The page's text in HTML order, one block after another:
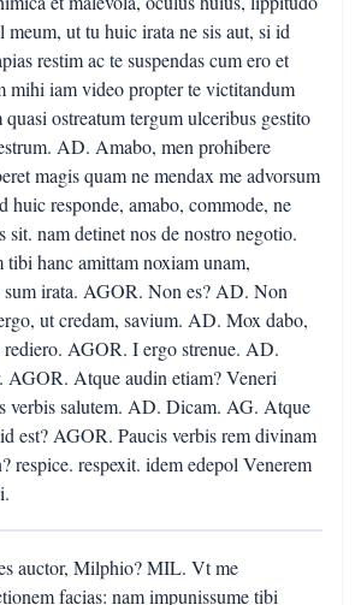
auctor, Milphio? MIL. Vt me
facias: nam impunissume tibi